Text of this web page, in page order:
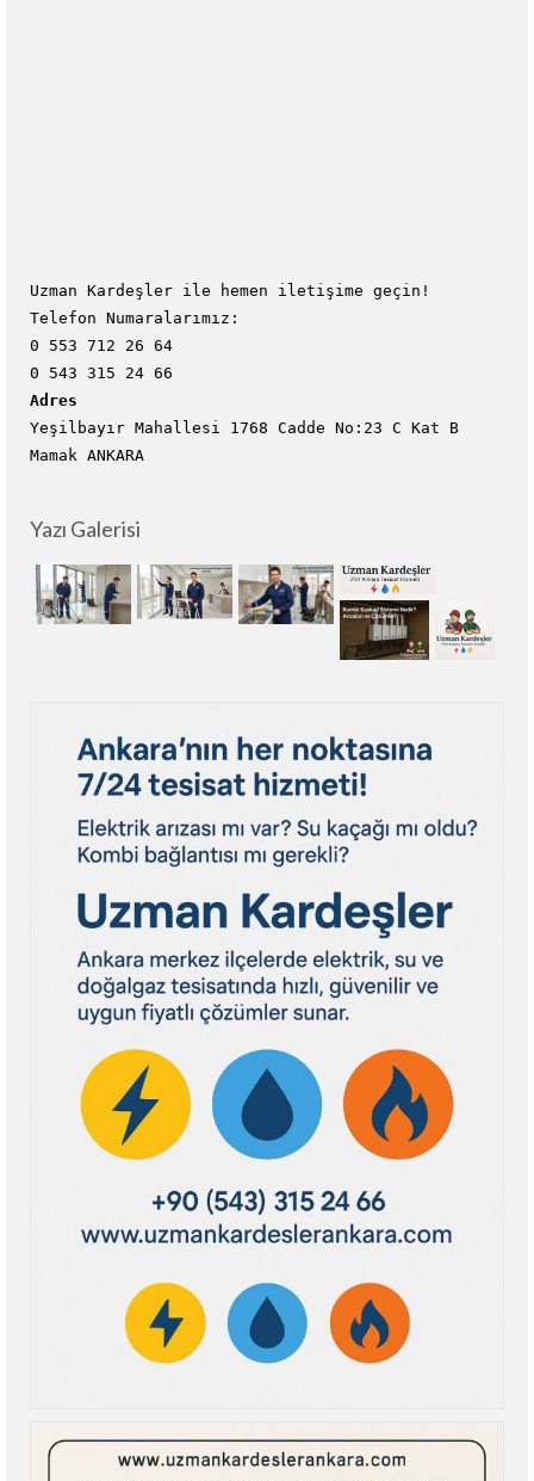
Uzman Kardeşler ile hemen iletişime geçin!
Telefon Numaralarımız:
0 553 712 26 64
0 543 315 24 66
Adres
Yeşilbayır Mahallesi 1768 Cadde No:23 C Kat B
Mamak ANKARA
Yazı Galerisi